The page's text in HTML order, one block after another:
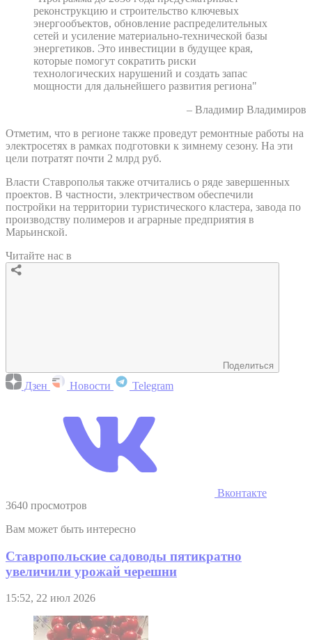
реконструкцию и строительство ключевых
энергообъектов, обновление распределительных
сетей и усиление материально-технической базы
энергетиков. Это инвестиции в будущее края,
которые помогут сократить риски
технологических нарушений и создать запас
мощности для дальнейшего развития региона"
– Владимир Владимиров
Отметим, что в регионе также проведут ремонтные работы на
электросетях в рамках подготовки к зимнему сезону. На эти
цели потратят почти 2 млрд руб.
Власти Ставрополья также отчитались о ряде завершенных
проектов. В частности, электричеством обеспечили
постройки на территории туристического кластера, завода по
производству полимеров и аграрные предприятия в
Марьинской.
Читайте нас в
Поделиться
Дзен Новости Telegram
Вконтакте
3640 просмотров
Вам может быть интересно
Ставропольские садоводы пятикратно
увеличили урожай черешни
15:52, 22 июл 2026